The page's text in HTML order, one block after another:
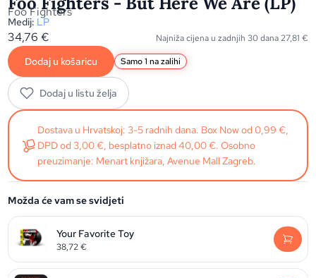
Foo Fighters
Medij: LP
34,76€ Najniža cijena u zadnjih 30 dana 27,81 €
Dodaj u košaricu Samo 1 na zalihi
Dodaj u listu želja
Dostava u Hrvatskoj: 3-5 radnih dana. Box Now od 0,99 €,
DPD od 3,00 €, besplatno iznad 40,00 €. Osobno
preuzimanje: Menart knjižara, Avenue Mall Zagreb.
Možda će vam se svidjeti
Your Favorite Toy
38,72€